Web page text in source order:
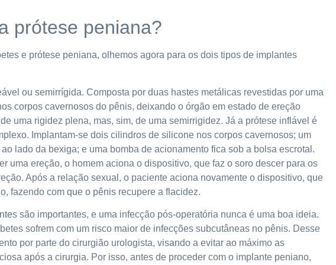
prótese peniana?
e prótese peniana, olhemos agora para os dois tipos de implantes
ou semirrígida. Composta por duas hastes metálicas revestidas por uma
corpos cavernosos do pênis, deixando o órgão em estado de ereção
uma rigidez plena, mas, sim, de uma semirrigidez. Já a prótese inflável é
Implantam-se dois cilindros de silicone nos corpos cavernosos; um
lado da bexiga; e uma bomba de acionamento fica sob a bolsa escrotal.
uma ereção, o homem aciona o dispositivo, que faz o soro descer para os
Após a relação sexual, o paciente aciona novamente o dispositivo, que
fazendo com que o pênis recupere a flacidez.
são importantes, e uma infecção pós-operatória nunca é uma boa ideia.
sofrem com um risco maior de infecções subcutâneas no pênis. Desse
por parte do cirurgião urologista, visando a evitar ao máximo as
após a cirurgia. Por isso, antes de proceder com o implante peniano,